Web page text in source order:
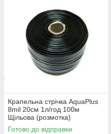
Крапельна стрічка AquaPlus
8mil 20см 1л/год 100м
Щільова (розмотка)
Готово до відправки